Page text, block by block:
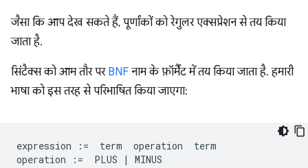
जैसा कि आप देख सकते हैं, पूर्णांकों को रेगुलर एक्सप्रेशन से तय किया
जाता है.
सिंटैक्स को आम तौर पर BNF नाम के फ़ॉर्मैट में तय किया जाता है. हमारी
भाषा को इस तरह से परिभाषित किया जाएगा:
expression := term operation
term
operation
:= PLUS |
MINUS